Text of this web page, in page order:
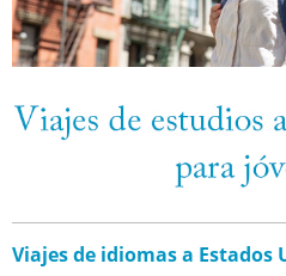
Viajes de idiomas a